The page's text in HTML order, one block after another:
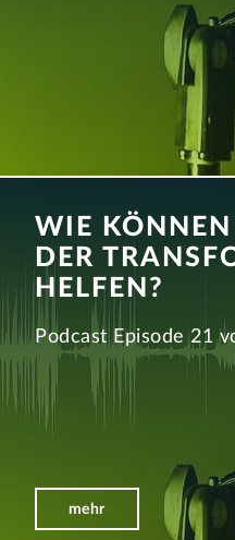
WIE KÖNNEN
DER
HELFEN?
Podcast Episode 21
mehr